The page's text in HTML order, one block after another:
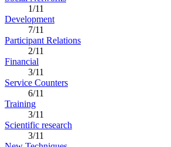
1/11
Development
7/11
Participant Relations
2/11
Financial
3/11
Service Counters
6/11
Training
3/11
Scientific research
3/11